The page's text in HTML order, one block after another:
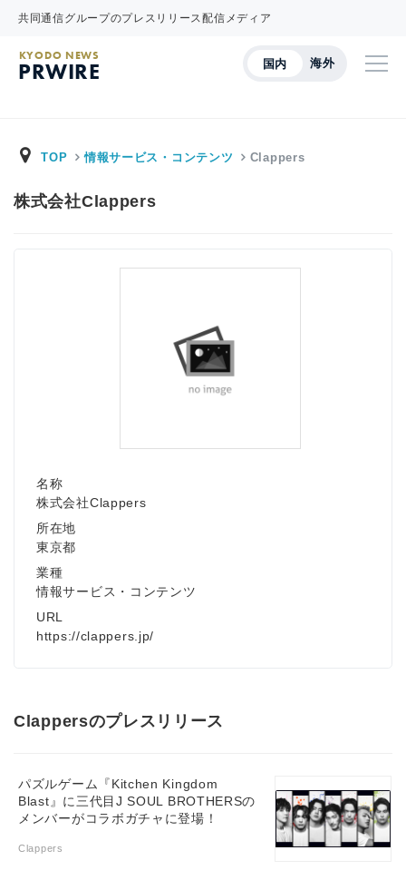
共同通信グループのプレスリリース配信メディア
国内 海外
KYODO NEWS
PRWIRE
TOP 情報サービス・コンテンツ Clappers
株式会社Clappers
名称
株式会社Clappers
所在地
東京都
業種
情報サービス・コンテンツ
URL
https://clappers.jp/
Clappersのプレスリリース
パズルゲーム『Kitchen Kingdom
Blast』に三代目J SOUL BROTHERSの
メンバーがコラボガチャに登場！
Clappers